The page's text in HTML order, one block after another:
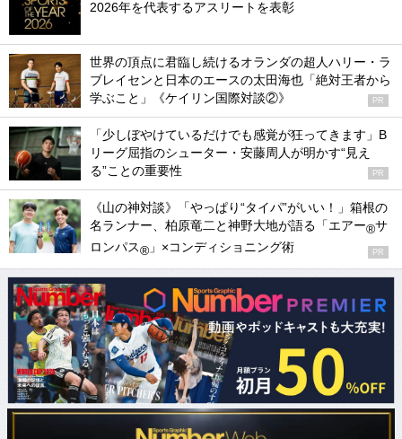
2026年を代表するアスリートを表彰
世界の頂点に君臨し続けるオランダの超人ハリー・ラ
ブレイセンと日本のエースの太田海也「絶対王者から
学ぶこと」《ケイリン国際対談②》
PR
「少しぼやけているだけでも感覚が狂ってきます」B
リーグ屈指のシューター・安藤周人が明かす“見え
る”ことの重要性
PR
《山の神対談》「やっぱり“タイパ”がいい！」箱根の
名ランナー、柏原竜二と神野大地が語る「エアー®サ
ロンパス® 」×コンディショニング術 PR